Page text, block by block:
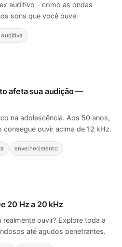
auditivo – como as ondas
sons que você ouve.
afeta sua audição—
na adolescência. Aos 50 anos,
consegue ouvir acima de 12 kHz.
envelhecimento
20 Hz a 20 kHz
ouvir? Explore toda a
até agudos penetrantes.